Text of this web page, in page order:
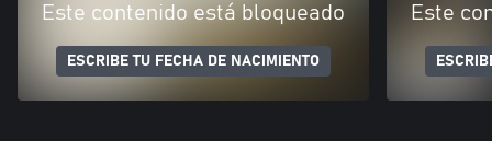
Este contenido está bloqueado
ESCRIBE TU FECHA DE NACIMIENTO
Este